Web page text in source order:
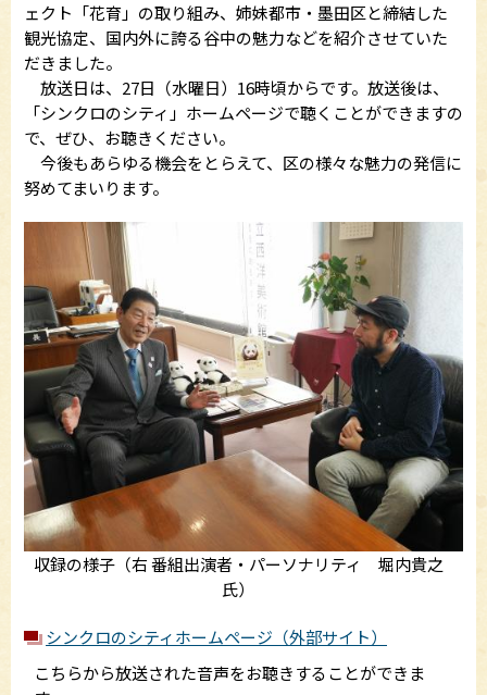
ェクト「花育」の取り組み、姉妹都市・墨田区と締結した
観光協定、国内外に誇る谷中の魅力などを紹介させていた
だきました。
放送日は、27日（水曜日）16時頃からです。放送後は、
「シンクロのシティ」ホームページで聴くことができますの
で、ぜひ、お聴きください。
今後もあらゆる機会をとらえて、区の様々な魅力の発信に
努めてまいります。
収録の様子（右 番組出演者・パーソナリティ 堀内貴之
氏）
シンクロのシティホームページ（外部サイト）
こちらから放送された音声をお聴きすることができま